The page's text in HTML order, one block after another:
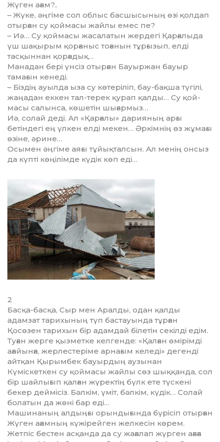
Жүген ағам?..
– Жүке, әңгіме сол облыс бас­шысының өзі қолдап
отырған су қоймасы жайлы емес пе?
– Иә… Су қоймасы жасалатын жердегі Қарғалыда
үш шақырым қорғаныс тоғанын тұрғызып, елді
тасқыннан қорғадық…
Манадан бері үнсіз отырған Бауыржан бауыр
тамағын кенеді.
– Біздің ауылда ыза су кө­те­ріліп, бау-бақша түгілі,
жаңадан еккен тал-терек қурап қалды… Су қой­
масы салынса, көшетін шы­ғар­мыз…
Иә, солай деді. Ал «Қарғалы» дарияның арғы
бетіндегі ең үлкен елді мекен… Әркімнің өз жұмағы
өзіне, әрине…
Осымен әңгіме аяғы тұйықтал­сын. Ал менің онсыз
да күпті көңілімде күдік көп еді…
2
Басқа-басқа, Сыр мен Арал­ды, одан қалды
адамзат тарихының түп бастауында тұрған
Қосөзен тарихын бір адамдай білетін секілді едім.
Туған жерге қызметке келгенде: «Қалған өмірімді
ағайын­ға, жерлестеріме арнағым келеді» дегенді
айтқан Қырымбек бауырдың аузынан
Күміскеткен су қоймасы жайлы сөз шыққанда, сол
бір шайлығып қалған жүректің бүлк ете түскені
бекер деймісіз. Бәлкім, үміт, бәлкім, күдік… Солай
болатын да жөні бар еді…
Машинаның алдыңғы орын­ды­ғында бүрісіп отырған
Жүген ағамның күжірейген желкесін кө­рем.
Жетпіс бестен асқанда да су жағалап жүрген ағаға